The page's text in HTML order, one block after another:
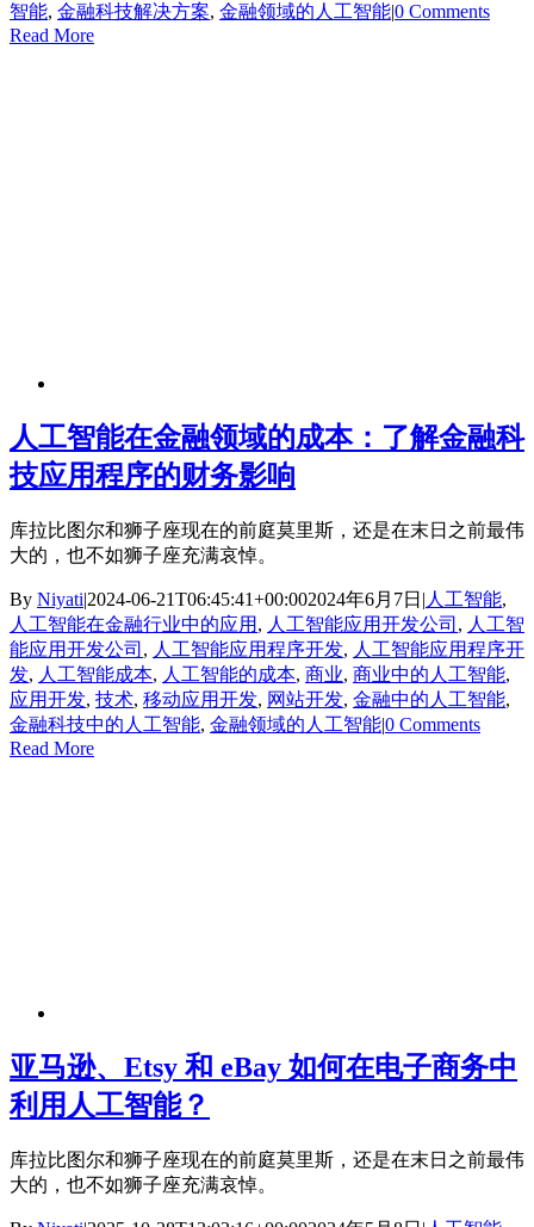
智能, 金融科技解决方案, 金融领域的人工智能|0 Comments
Read More
人工智能在金融领域的成本：了解金融科
技应用程序的财务影响
库拉比图尔和狮子座现在的前庭莫里斯，还是在末日之前最伟
大的，也不如狮子座充满哀悼。
By Niyati|2024-06-21T06:45:41+00:002024年6月7日 | 人工智能,
人工智能在金融行业中的应用 , 人工智能应用开发公司 , 人工智
能应用开发公司 , 人工智能应用程序开发, 人工智能应用程序开
发, 人工智能成本, 人工智能的成本, 商业, 商业中的人工智能,
应用开发, 技术, 移动应用开发, 网站开发, 金融中的人工智能,
金融科技中的人工智能, 金融领域的人工智能|0 Comments
Read More
亚马逊、Etsy 和 eBay 如何在电子商务中
利用人工智能？
库拉比图尔和狮子座现在的前庭莫里斯，还是在末日之前最伟
大的，也不如狮子座充满哀悼。